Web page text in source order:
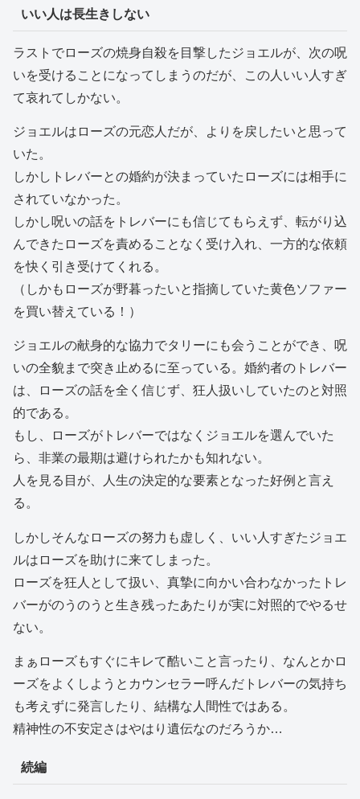
いい人は長生きしない
ラストでローズの焼身自殺を目撃したジョエルが、次の呪
いを受けることになってしまうのだが、この人いい人すぎ
て哀れてしかない。
ジョエルはローズの元恋人だが、よりを戻したいと思って
いた。
しかしトレバーとの婚約が決まっていたローズには相手に
されていなかった。
しかし呪いの話をトレバーにも信じてもらえず、転がり込
んできたローズを責めることなく受け入れ、一方的な依頼
を快く引き受けてくれる。
（しかもローズが野暮ったいと指摘していた黄色ソファー
を買い替えている！）
ジョエルの献身的な協力でタリーにも会うことができ、呪
いの全貌まで突き止めるに至っている。婚約者のトレバー
は、ローズの話を全く信じず、狂人扱いしていたのと対照
的である。
もし、ローズがトレバーではなくジョエルを選んでいた
ら、非業の最期は避けられたかも知れない。
人を見る目が、人生の決定的な要素となった好例と言え
る。
しかしそんなローズの努力も虚しく、いい人すぎたジョエ
ルはローズを助けに来てしまった。
ローズを狂人として扱い、真摯に向かい合わなかったトレ
バーがのうのうと生き残ったあたりが実に対照的でやるせ
ない。
まぁローズもすぐにキレて酷いこと言ったり、なんとかロ
ーズをよくしようとカウンセラー呼んだトレバーの気持ち
も考えずに発言したり、結構な人間性ではある。
精神性の不安定さはやはり遺伝なのだろうか…
続編